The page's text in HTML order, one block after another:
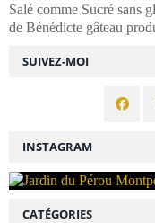
SUIVEZ-MOI
Salé comme Sucré sans
de Bénédicte gâteau
INSTAGRAM
CATÉGORIES